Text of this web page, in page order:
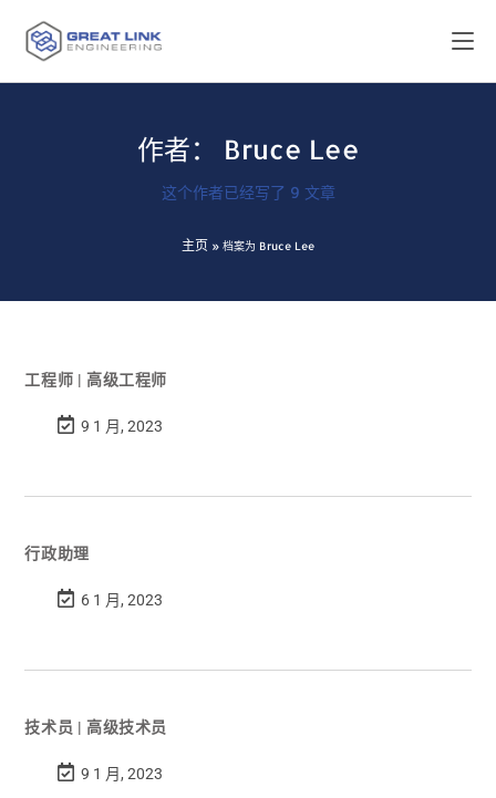
作者： Bruce Lee
这个作者已经写了 9 文章
主页 » 档案为 Bruce Lee
工程师 | 高级工程师
9 1 月, 2023
行政助理
6 1 月, 2023
技术员 | 高级技术员
9 1 月, 2023